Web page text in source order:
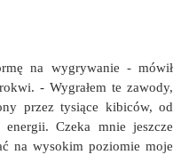
na wygrywanie - mówił
- Wygrałem te zawody,
przez tysiące kibiców, od
Czeka mnie jeszcze
na wysokim poziomie moje